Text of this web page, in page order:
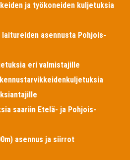
ja työkoneiden kuljetuksia
laitureiden asennusta Pohjois-
eri valmistajille
saariin Etelä- ja Pohjois-
asennus ja siirrot